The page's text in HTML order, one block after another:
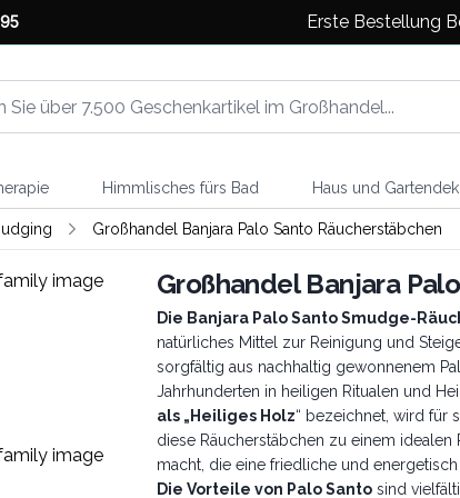
Erste Bestellung
Himmlisches fürs Bad Haus und
Großhandel Banjara Palo Santo Räucherstäbchen
Großhandel Banjara
Die Banjara Palo Santo Smudge-
natürliches Mittel zur Reinigung und
sorgfältig aus nachhaltig gewonnenem
Jahrhunderten in heiligen Ritualen und
als „Heiliges Holz“ bezeichnet, wird für
diese Räucherstäbchen zu einem
macht, die eine friedliche und
Die Vorteile von Palo Santo sind